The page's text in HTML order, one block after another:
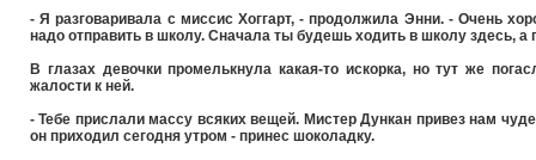
- Я разговаривала с миссис Хоггарт, - продолжила Энни. - Очень
надо отправить в школу. Сначала ты будешь ходить в школу здесь,
В глазах девочки промелькнула какая-то искорка, но тут же
жалости к ней.
- Тебе прислали массу всяких вещей. Мистер Дункан привез нам
он приходил сегодня утром - принес шоколадку.